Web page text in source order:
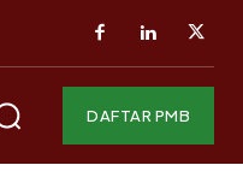
DAFTAR PMB